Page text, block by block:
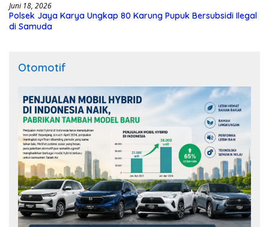
Juni 18, 2026
Polsek Jaya Karya Ungkap 80 Karung Pupuk Bersubsidi Ilegal
di Samuda
Otomotif